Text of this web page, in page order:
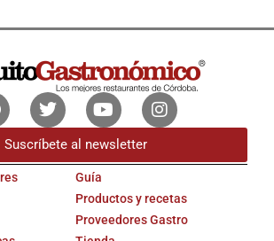
TwitterYoutubeInstagram
Suscríbete al newsletter
Guía
Productos y recetas
Proveedores Gastro